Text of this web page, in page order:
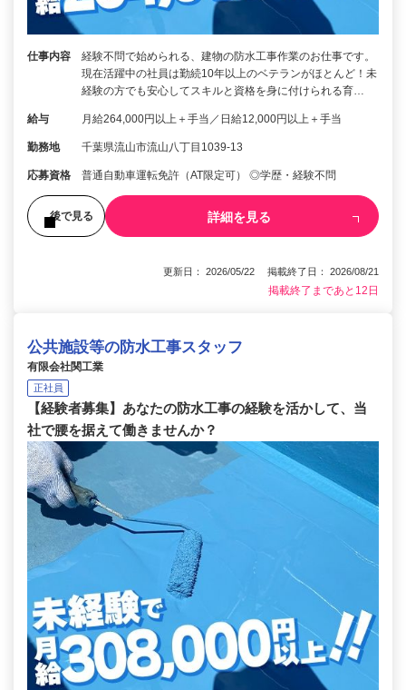
仕事内容
経験不問で始められる、建物の防水工事作業のお仕事です。
現在活躍中の社員は勤続10年以上のベテランがほとんど！未
経験の方でも安心してスキルと資格を身に付けられる育…
給与 月給264,000円以上＋手当／日給12,000円以上＋手当
勤務地 千葉県流山市流山八丁目1039-13
応募資格 普通自動車運転免許（AT限定可） ◎学歴・経験不問
後で見る 詳細を見る
更新日： 2026/05/22 掲載終了日： 2026/08/21
掲載終了まであと12日
公共施設等の防水工事スタッフ
有限会社関工業
正社員
【経験者募集】あなたの防水工事の経験を活かして、当
社で腰を据えて働きませんか？